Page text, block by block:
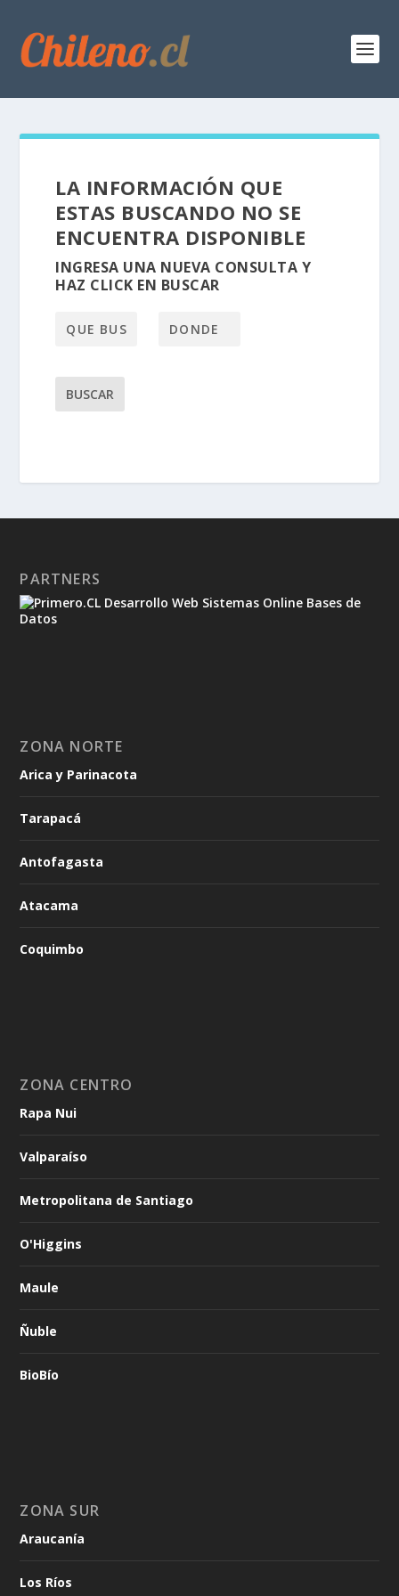
LA INFORMACIÓN QUE
ESTAS BUSCANDO NO SE
ENCUENTRA DISPONIBLE
INGRESA UNA NUEVA CONSULTA Y
HAZ CLICK EN BUSCAR
PARTNERS
ZONA NORTE
Arica y Parinacota
Tarapacá
Antofagasta
Atacama
Coquimbo
ZONA CENTRO
Rapa Nui
Valparaíso
Metropolitana de Santiago
O'Higgins
Maule
Ñuble
BioBío
ZONA SUR
Araucanía
Los Ríos